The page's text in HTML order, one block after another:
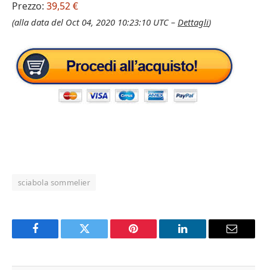
Prezzo: 39,52 €
(alla data del Oct 04, 2020 10:23:10 UTC – Dettagli)
sciabola sommelier
Facebook Twitter Pinterest LinkedIn Email